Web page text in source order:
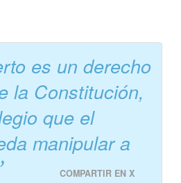
es un derecho
la Constitución,
que el
manipular a
COMPARTIR EN X